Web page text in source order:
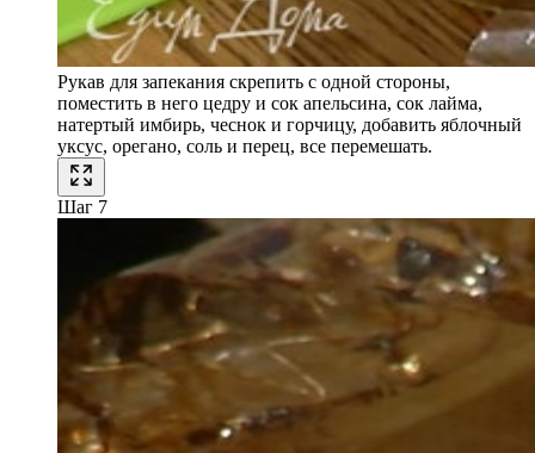
Рукав для запекания скрепить с одной стороны,
поместить в него цедру и сок апельсина, сок лайма,
натертый имбирь, чеснок и горчицу, добавить яблочный
уксус, орегано, соль и перец, все перемешать.
Шаг 7